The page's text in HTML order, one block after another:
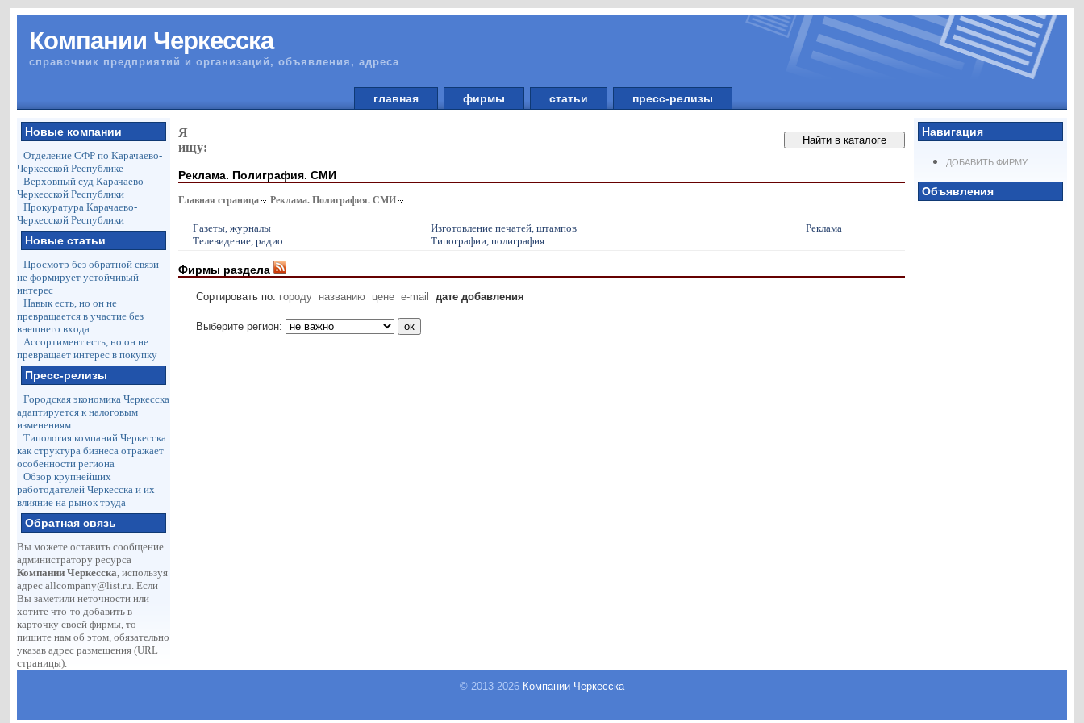
Компании Черкесска
справочник предприятий и организаций, объявления, адреса
главная фирмы статьи пресс-релизы
Новые компании
Отделение СФР по Карачаево-
Черкесской Республике
Верховный суд Карачаево-
Черкесской Республики
Прокуратура Карачаево-
Черкесской Республики
Новые статьи
Просмотр без обратной связи
не формирует устойчивый
интерес
Навык есть, но он не
превращается в участие без
внешнего входа
Ассортимент есть, но он не
превращает интерес в покупку
Пресс-релизы
Городская экономика Черкесска
адаптируется к налоговым
изменениям
Типология компаний Черкесска:
как структура бизнеса отражает
особенности региона
Обзор крупнейших
работодателей Черкесска и их
влияние на рынок труда
Обратная связь
Вы можете оставить сообщение
администратору ресурса
Компании Черкесска, используя
адресallcompany@list.ru. Если
Вы заметили неточности или
хотите что-то добавить в
карточку своей фирмы, то
пишите нам об этом, обязательно
указав адрес размещения (URL
страницы).
Навигация
ДОБАВИТЬ ФИРМУ
Объявления
Я
ищу:
Реклама. Полиграфия. СМИ
Главная страница Реклама. Полиграфия. СМИ
Газеты, журналы Изготовление печатей, штампов
Реклама
Телевидение, радио
Типографии, полиграфия
Фирмы раздела
Сортировать по: городу названию цене e-mail дате добавления
Выберите регион:
© 2013-2026 Компании Черкесска